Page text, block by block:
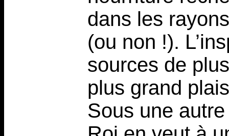
dans les
(ou non !).
sources de
plus grand
Sous une